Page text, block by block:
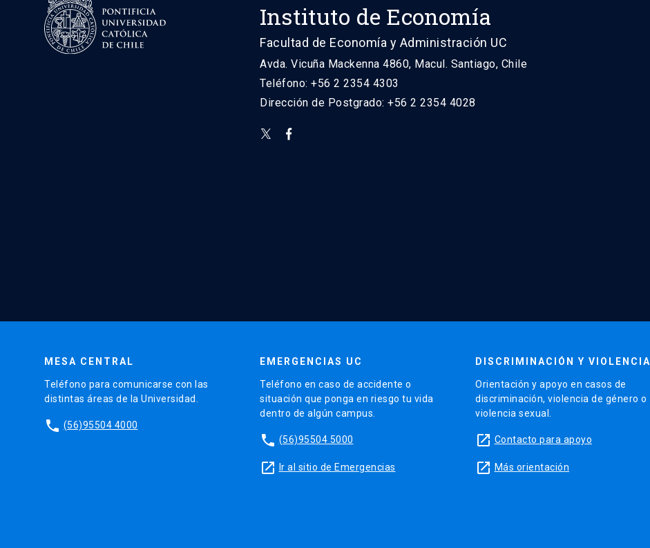
Instituto de Economía
Facultad de Economía y Administración UC
Avda. Vicuña Mackenna 4860, Macul. Santiago, Chile
Teléfono: +56 2 2354 4303
Dirección de Postgrado: +56 2 2354 4028
MESA CENTRAL
Teléfono para comunicarse con las
distintas áreas de la Universidad.
phone (56)95504 4000
EMERGENCIAS UC
Teléfono en caso de accidente o
situación que ponga en riesgo tu vida
dentro de algún campus.
phone (56)95504 5000
launch Ir al sitio de Emergencias
DISCRIMINACIÓN Y VIOLENCIA
Orientación y apoyo en casos de
discriminación, violencia de género o
violencia sexual.
launch Contacto para apoyo
launch Más orientación